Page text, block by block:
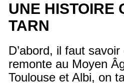
UNE HISTOIRE
TARN
D’abord, il faut
remonte au Moyen
Toulouse et Albi, on